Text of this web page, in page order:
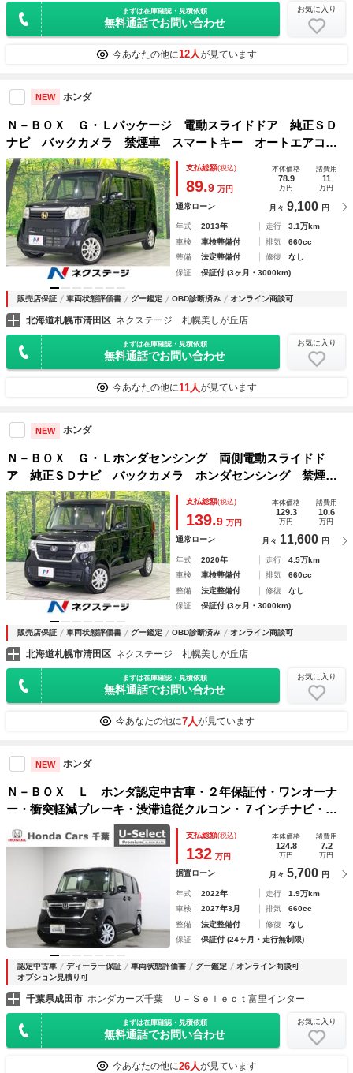
まずは在庫確認・見積依頼
無料通話でお問い合わせ
お気に入り
今あなたの他に12人が見ています
NEW ホンダ
Ｎ－ＢＯＸ Ｇ・Ｌパッケージ 電動スライドドア 純正ＳＤ
ナビ バックカメラ 禁煙車 スマートキー オートエアコ
ン ＣＤ ＤＶＤ再生 地デジ トラクションコントロール
横滑り防止装置 ヘッドライトレベライザー １４インチＡＷ
支払総額(税込)
89.9 万円
本体価格
78.9
万円
諸費用
11
万円
通常ローン 月々 9,100 円
年式 2013年 走行
3.1万km
車検
車検整備付 排気
660cc
整備
法定整備付 修復
なし
保証
保証付 (3ヶ月・3000km)
販売店保証 車両状態評価書 グー鑑定 OBD診断済み オンライン商談可
北海道札幌市清田区 ネクステージ 札幌美しが丘店
まずは在庫確認・見積依頼
無料通話でお問い合わせ
お気に入り
今あなたの他に11人が見ています
NEW ホンダ
Ｎ－ＢＯＸ Ｇ・Ｌホンダセンシング 両側電動スライドド
ア 純正ＳＤナビ バックカメラ ホンダセンシング 禁煙
車 ドラレコ コーナーセンサー スマートキー ＬＥＤヘッ
ド ビルトインＥＴＣ オートハイビーム ２ｃｈドラレコ
オートライト
支払総額(税込)
139.9 万円
本体価格
129.3
万円
諸費用
10.6
万円
通常ローン 月々 11,600 円
年式 2020年 走行
4.5万km
車検
車検整備付 排気
660cc
整備
法定整備付 修復
なし
保証
保証付 (3ヶ月・3000km)
販売店保証 車両状態評価書 グー鑑定 OBD診断済み オンライン商談可
北海道札幌市清田区 ネクステージ 札幌美しが丘店
まずは在庫確認・見積依頼
無料通話でお問い合わせ
お気に入り
今あなたの他に7人が見ています
NEW ホンダ
Ｎ－ＢＯＸ Ｌ ホンダ認定中古車・２年保証付・ワンオーナ
ー・衝突軽減ブレーキ・渋滞追従クルコン・７インチナビ・バ
ックカメラ・ＥＴＣ・フルセグ・Ｂｌｕｅｔｏｏｔｈ・シート
ヒーター・電子パーキングブレーキ・１４インチＳＷ
支払総額(税込)
132 万円
本体価格
124.8
万円
諸費用
7.2
万円
据置ローン 月々 5,700 円
年式 2022年 走行
1.9万km
車検
2027年3月 排気
660cc
整備
法定整備付 修復
なし
保証
保証付 (24ヶ月・走行無制限)
認定中古車 ディーラー保証 車両状態評価書 グー鑑定
オンライン商談可
オプション見積り可
千葉県成田市 ホンダカーズ千葉 Ｕ－Ｓｅｌｅｃｔ富里インター
まずは在庫確認・見積依頼
無料通話でお問い合わせ
お気に入り
今あなたの他に26人が見ています